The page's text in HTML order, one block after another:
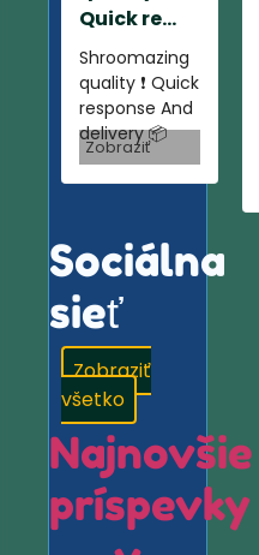
Quick re...
Shroomazing
quality ❗️ Quick
response And
delivery 📦
Zobraziť
Sociálna
sieť
Zobraziť
všetko
Najnovšie
príspevky